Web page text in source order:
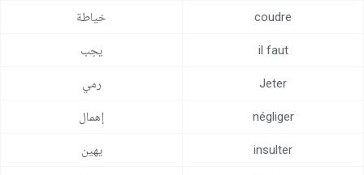
coudre خياطة
il faut يجب
Jeter رمي
négliger إهمال
insulter يهين